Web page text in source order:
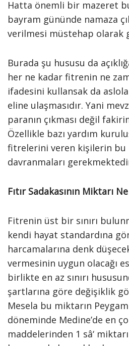
Hatta önemli bir mazeret
bayram gününde namaza
verilmesi müstehap olarak
Burada şu hususu da
her ne kadar fitrenin ne
ifadesini kullansak da
eline ulaşmasıdır. Yani
paranın çıkması değil
Özellikle bazı yardım
fitrelerini veren kişilerin bu
davranmaları
Fıtır Sadakasının Miktarı
Fitrenin üst bir sınırı
kendi hayat standardına
harcamalarına denk
vermesinin uygun olacağı
birlikte en az sınırı
şartlarına göre değişiklik
Mesela bu miktarın
döneminde Medine’de en
maddelerinden 1 sâ‘